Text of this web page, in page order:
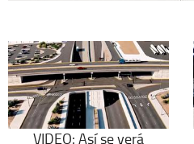
VIDEO: Así se verá